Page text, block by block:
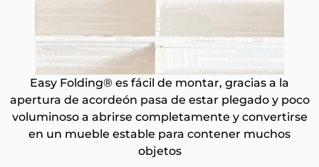
Easy Folding® es fácil de montar, gracias a la
apertura de acordeón pasa de estar plegado y poco
voluminoso a abrirse completamente y convertirse
en un mueble estable para contener muchos
objetos